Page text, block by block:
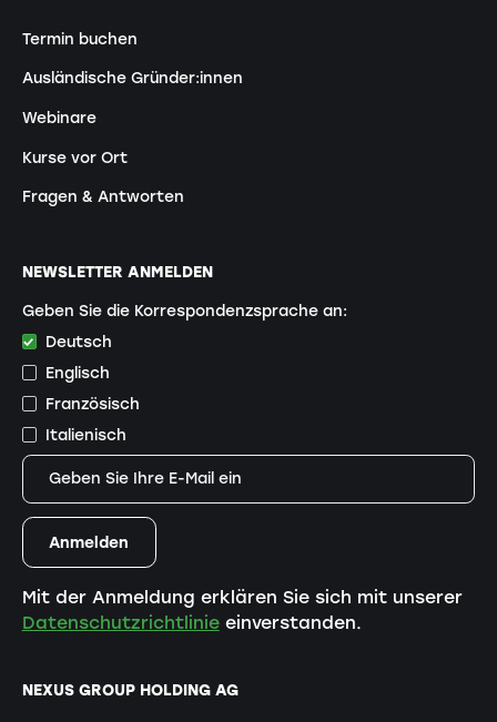
Termin buchen
Ausländische Gründer:innen
Webinare
Kurse vor Ort
Fragen & Antworten
NEXUS GROUP HOLDING AG
NEWSLETTER ANMELDEN
Geben Sie die Korrespondenzsprache an:
Deutsch
Englisch
Französisch
Italienisch
Mit der Anmeldung erklären Sie sich mit unserer
Datenschutzrichtlinieeinverstanden.